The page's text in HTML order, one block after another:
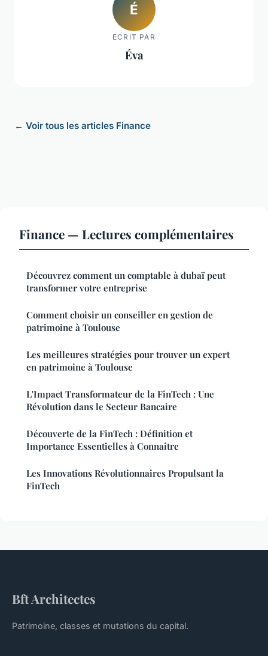
É
ECRIT PAR
Éva
← Voir tous les articles Finance
Finance — Lectures complémentaires
Découvrez comment un comptable à dubaï peut
transformer votre entreprise
Comment choisir un conseiller en gestion de
patrimoine à Toulouse
Les meilleures stratégies pour trouver un expert
en patrimoine à Toulouse
L'Impact Transformateur de la FinTech : Une
Révolution dans le Secteur Bancaire
Découverte de la FinTech : Définition et
Importance Essentielles à Connaître
Les Innovations Révolutionnaires Propulsant la
FinTech
Bft Architectes
Patrimoine, classes et mutations du capital.